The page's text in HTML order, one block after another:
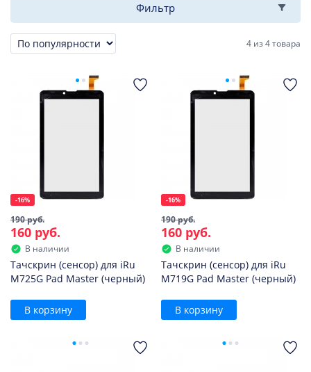
Фильтр
Сортировка 4 из4 товара
-16%
190 руб.
160 руб.
В наличии
Тачскрин (сенсор) для iRu
M725G Pad Master (черный)
В корзину
-16%
190 руб.
160 руб.
В наличии
Тачскрин (сенсор) для iRu
M719G Pad Master (черный)
В корзину